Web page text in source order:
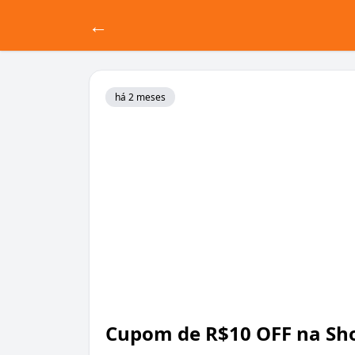
←
há 2 meses
Cupom de R$10 OFF na